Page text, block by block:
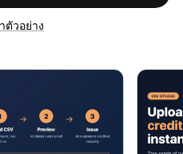
ตัวอย่าง